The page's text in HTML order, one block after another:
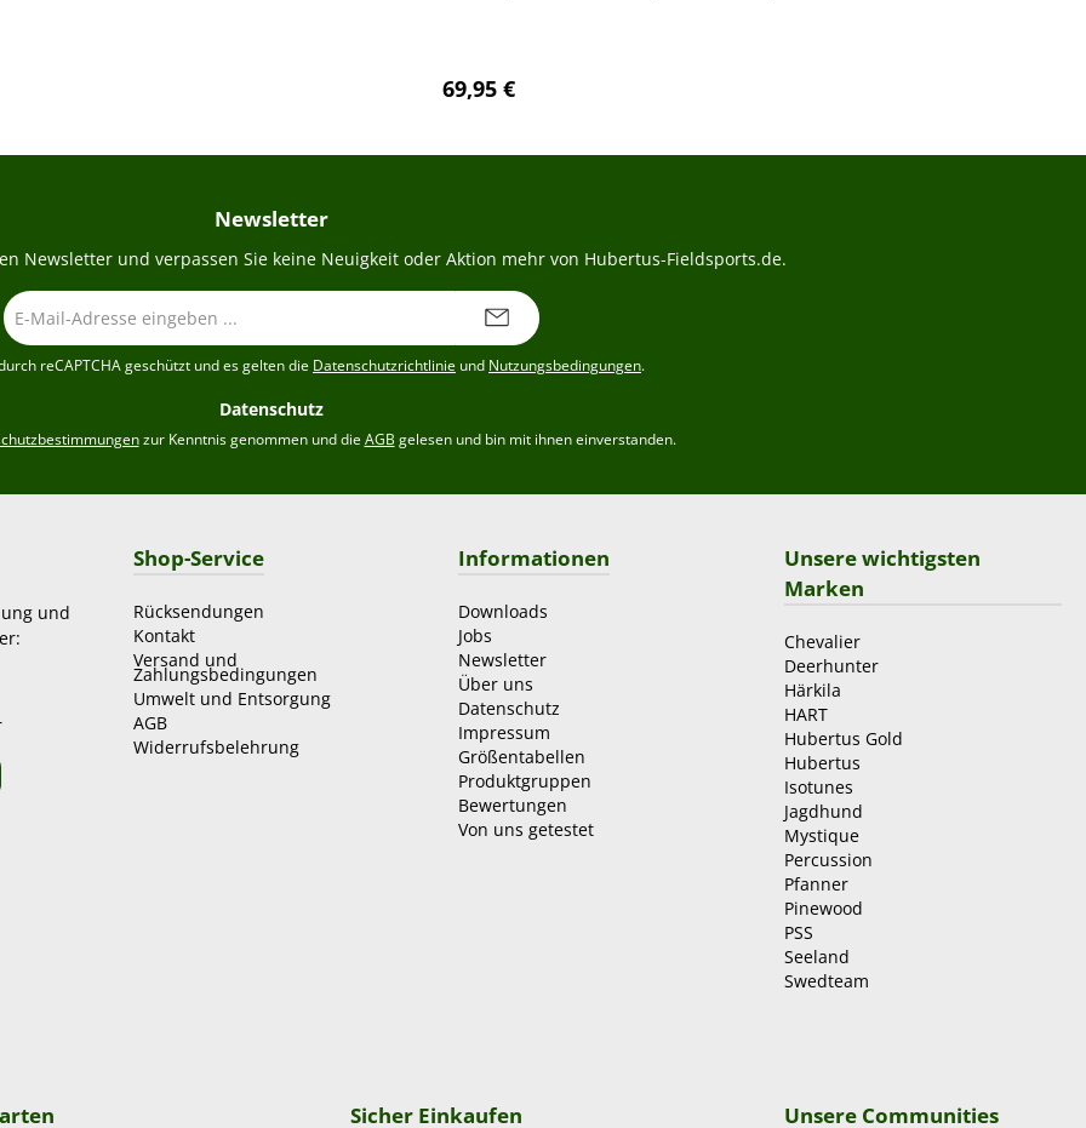
Regulärer Preis:
69,95 €
Newsletter
Newsletter und verpassen Sie keine Neuigkeit oder Aktion mehr von Hubertus-Fieldsports.de.
E-
Mail-
AdressereCAPTCHA geschützt und es gelten die Datenschutzrichtlinie und Nutzungsbedingungen.
Datenschutz
zur Kenntnis genommen und dieAGB gelesen und bin mit ihnen einverstanden.
und
Shop-Service
Rücksendungen
Kontakt
Versand und
Zahlungsbedingungen
Umwelt und Entsorgung
AGB
Widerrufsbelehrung
Informationen
Downloads
Jobs
Newsletter
Über uns
Datenschutz
Impressum
Größentabellen
Produktgruppen
Bewertungen
Von uns getestet
Unsere wichtigsten
Marken
Chevalier
Deerhunter
Härkila
HART
Hubertus Gold
Hubertus
Isotunes
Jagdhund
Mystique
Percussion
Pfanner
Pinewood
PSS
Seeland
Swedteam
Sicher Einkaufen Unsere Communities